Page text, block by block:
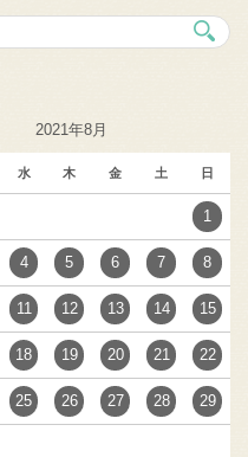
2021年8月
水 木 金 土 日
1
4 5 6 7 8
11 12 13 14 15
18 19 20 21 22
25 26 27 28 29